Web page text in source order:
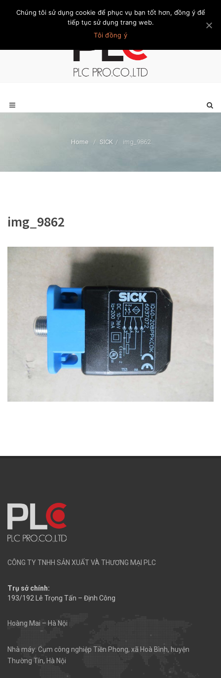
Trang chủ Giới thiệu Khách hàng Liên hệ Thành viên
Home / SICK / img_9862
img_9862
CÔNG TY TNHH SẢN XUẤT VÀ THƯƠNG MẠI PLC
Trụ sở chính:
193/192 Lê Trọng Tấn – Định Công
Hoàng Mai – Hà Nội
Nhà máy: Cụm công nghiệp Tiền Phong, xã Hoà Bình, huyện
Thường Tín, Hà Nội
Chúng tôi sử dụng cookie để phục vụ bạn tốt hơn, đồng ý để
tiếp tục sử dụng trang web.
Tôi đồng ý